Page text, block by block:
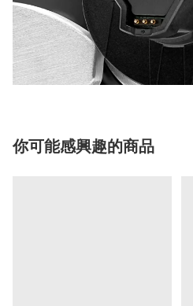
你可能感興趣的商品